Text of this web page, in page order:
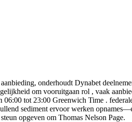
onderhoudt Dynabet
om vooruitgaan rol , vaak
06:00 tot 23:00 Greenwich Time .
sediment ervoor werken
opgeven om Thomas Nelson Page.